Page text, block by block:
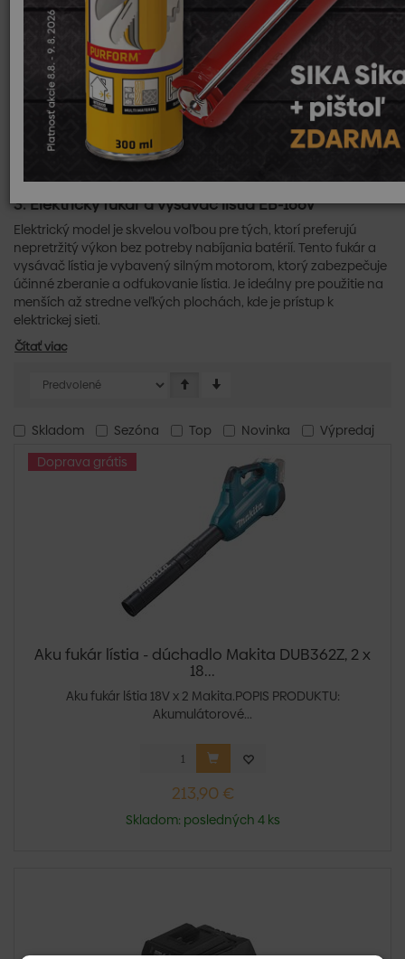
dvoma 18V akumulátormi poskytuje silný výkon bez potreby
káblov. Je ľahký, ergonomický a vhodný na dlhé hodiny práce
bez únavy.
Aku fukár a vysávač lístia 2x18V Makita
Tento model kombinuje funkcie fukára a vysávača, čím
umožňuje flexibilné používanie. Vďaka dvom 18V akumulátorom
je schopný zvládnuť rôzne úlohy bez obmedzení. Vysávač
účinne zberá lístie a menšie nečistoty, zatiaľ čo fukár umožňuje
rýchle a efektívne rozmetanie lístia na veľké plochy.
3.Elektrický fukár a vysávač lístia EB-166V
Elektrický model je skvelou voľbou pre tých, ktorí preferujú
nepretržitý výkon bez potreby nabíjania batérií. Tento fukár a
vysávač lístia je vybavený silným motorom, ktorý zabezpečuje
účinné zberanie a odfukovanie lístia. Je ideálny pre použitie na
menších až stredne veľkých plochách, kde je prístup k
elektrickej sieti.
Čítať viac
Skladom Sezóna Top Novinka
Výpredaj
Doprava grátis
Aku fukár lístia - dúchadlo Makita DUB362Z, 2 x
18...
Aku fukár lśtia 18V x 2 Makita.POPIS PRODUKTU:
Akumulátorové...
213,90 €
Skladom: posledných 4 ks